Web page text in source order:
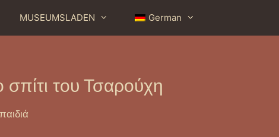
MUSEUMSLADEN German
του Τσαρούχη